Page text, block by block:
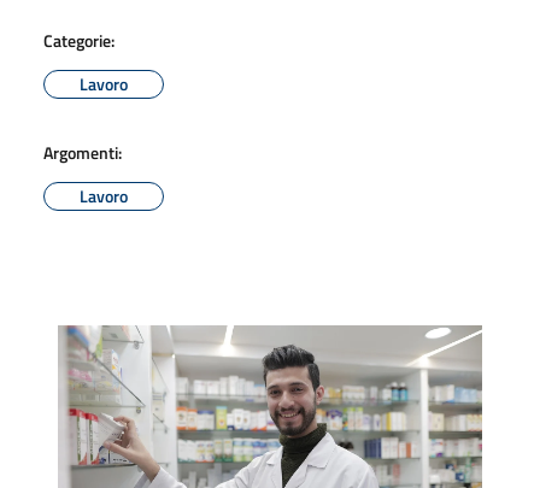
Categorie:
Lavoro
Argomenti:
Lavoro